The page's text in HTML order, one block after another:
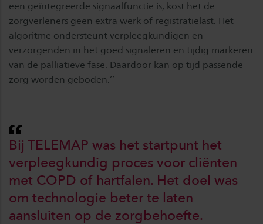
een geïntegreerde signaalfunctie is, kost het de
zorgverleners geen extra werk of registratielast. Het
algoritme ondersteunt verpleegkundigen en
verzorgenden in het goed signaleren en tijdig markeren
van de palliatieve fase. Daardoor kan op tijd passende
zorg worden geboden.’’
Bij TELEMAP was het startpunt het
verpleegkundig proces voor cliënten
met COPD of hartfalen. Het doel was
om technologie beter te laten
aansluiten op de zorgbehoefte.